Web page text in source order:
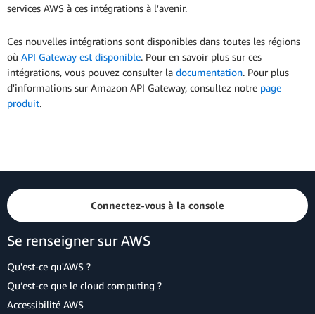
services AWS à ces intégrations à l'avenir.
Ces nouvelles intégrations sont disponibles dans toutes les régions
où API Gateway est disponible. Pour en savoir plus sur ces
intégrations, vous pouvez consulter la documentation. Pour plus
d'informations sur Amazon API Gateway, consultez notre page
produit.
Connectez-vous à la console
Se renseigner sur AWS
Qu'est-ce qu'AWS ?
Qu’est-ce que le cloud computing ?
Accessibilité AWS